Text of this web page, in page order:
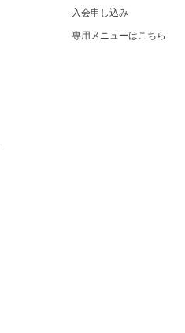
入会申し込み
専用メニューはこちら